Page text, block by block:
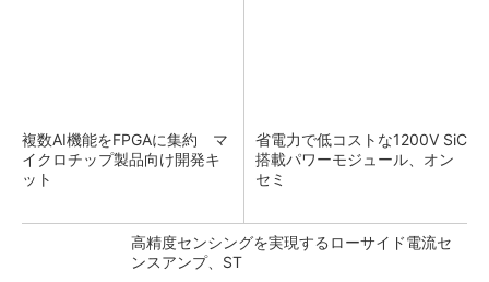
複数AI機能をFPGAに集約 マ
イクロチップ製品向け開発キ
ット
省電力で低コストな1200V SiC
搭載パワーモジュール、オン
セミ
高精度センシングを実現するローサイド電流セ
ンスアンプ、ST